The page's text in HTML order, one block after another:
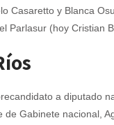
Casaretto y Blanca
Parlasur (hoy Cristian
a diputado
de Gabinete nacional,